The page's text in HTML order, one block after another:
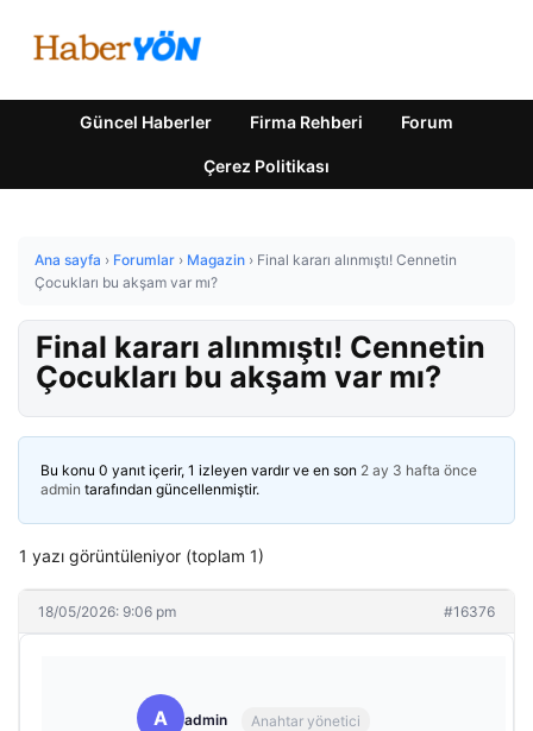
Güncel Haberler Firma Rehberi Forum
Çerez Politikası
Ana sayfa › Forumlar › Magazin › Final kararı alınmıştı! Cennetin
Çocukları bu akşam var mı?
Final kararı alınmıştı! Cennetin
Çocukları bu akşam var mı?
Bu konu 0 yanıt içerir, 1 izleyen vardır ve en son 2 ay 3 hafta önce
admin tarafından güncellenmiştir.
1 yazı görüntüleniyor (toplam 1)
18/05/2026: 9:06 pm #16376
A admin Anahtar yönetici